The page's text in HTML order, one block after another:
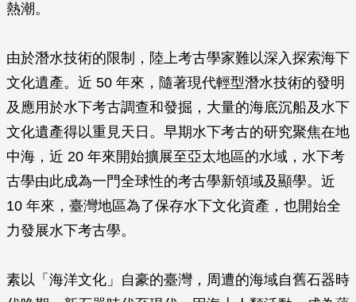
熱潮。
由於潛水技術的限制，陸上考古學家難以深入探索海下
文化遺產。近 50 年來，隨著現代輕型潛水技術的發明
及應用於水下考古調查和發掘，大量的海底沉船及水下
文化遺產得以重見天日。早期水下考古的研究聚焦在地
中海，近 20 年來開始擴展至亞太地區的水域，水下考
古學由此成為一門全球性的考古學新領域及顯學。近
10 年來，臺灣地區為了保存水下文化資產，也開始全
力發展水下考古學。
素以「海洋文化」自豪的臺灣，周遭的海域自舊石器時